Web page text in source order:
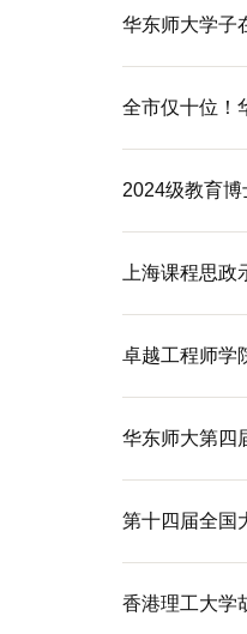
华东师大学子
全市仅十位！
2024级教育
上海课程思
卓越工程师学
华东师大第四
第十四届全国
香港理工大学